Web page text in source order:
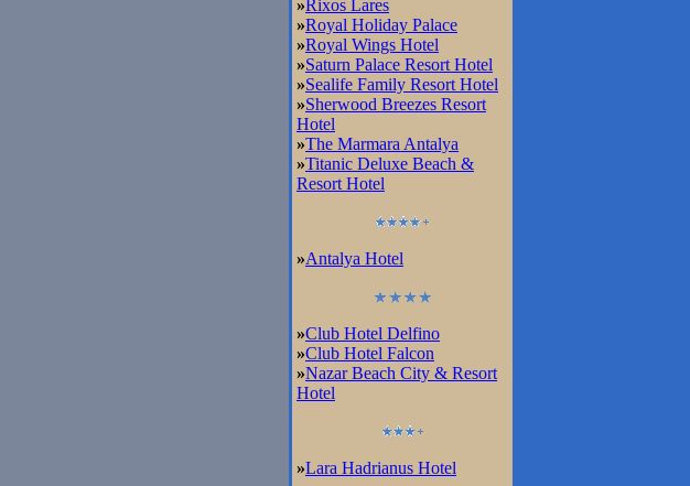
»Rixos Lares
»Royal Holiday Palace
»Royal Wings Hotel
»Saturn Palace Resort Hotel
»Sealife Family Resort Hotel
»Sherwood Breezes Resort
Hotel
»The Marmara Antalya
»Titanic Deluxe Beach &
Resort Hotel
»Antalya Hotel
»Club Hotel Delfino
»Club Hotel Falcon
»Nazar Beach City & Resort
Hotel
»Lara Hadrianus Hotel